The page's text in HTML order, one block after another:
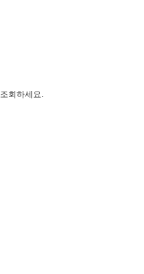
회하세요.